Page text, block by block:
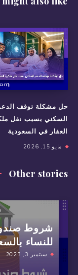
حل مشكلة توقف
السكني بسبب نقل
العقار في السعودية
مايو 15, 2026
Other stories
شروط
للنساء
سبتمبر 3, 2023